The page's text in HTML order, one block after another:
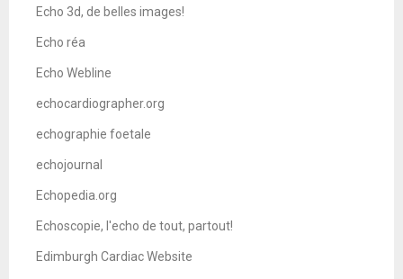
Echo 3d, de belles images!
Echo réa
Echo Webline
echocardiographer.org
echographie foetale
echojournal
Echopedia.org
Echoscopie, l'echo de tout, partout!
Edimburgh Cardiac Website